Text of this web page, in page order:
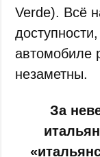
Verde). Всё
автомобиле
незаметны.
За